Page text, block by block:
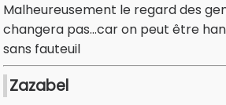
Malheureusement le regard des
changera pas...car on peut être
sans fauteuil
Zazabel